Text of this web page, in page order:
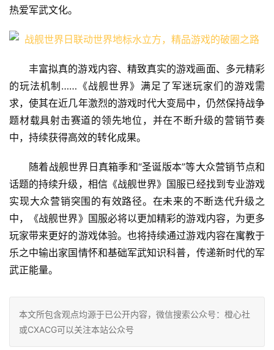
热爱军武文化。
丰富拟真的游戏内容、精致真实的游戏画面、多元精彩
的玩法机制……《战舰世界》满足了军迷玩家们的游戏需
求，使其在近几年激烈的游戏时代大变局中，仍然保持战争
题材载具射击赛道的领先地位，并在不断升级的营销节奏
中，持续获得高效的转化成果。
随着战舰世界日真箱季和“圣诞版本”等大众营销节点和
话题的持续升级，相信《战舰世界》国服已经找到专业游戏
实现大众营销突围的有效路径。在未来的不断迭代升级之
中，《战舰世界》国服必将以更加精彩的游戏内容，为更多
玩家带来更好的游戏体验。也将持续通过游戏内容在寓教于
乐之中输出家国情怀和基础军武知识科普，传递新时代的军
武正能量。
本文所包含观点均源于已公开内容，微信搜索公众号：橙心社
或CXACG可以关注本站公众号